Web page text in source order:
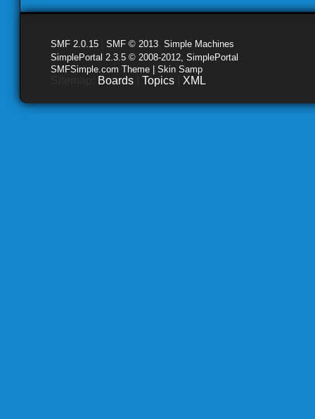
SMF 2.0.15 SMF © 2013 Simple Machines
SimplePortal 2.3.5 © 2008-2012, SimplePortal
SMFSimple.com Theme | Skin Samp
Boards Topics XML